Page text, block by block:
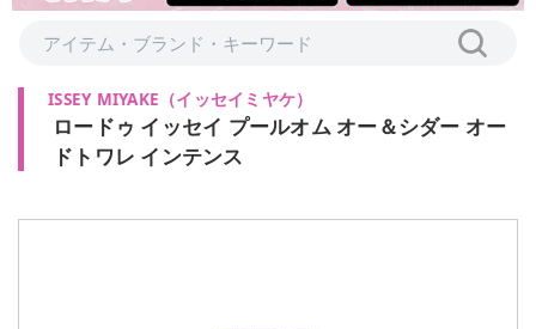
ISSEY MIYAKE （イッセイミヤケ）
ロードゥ イッセイ プールオム オー＆シダー オー
ドトワレ インテンス